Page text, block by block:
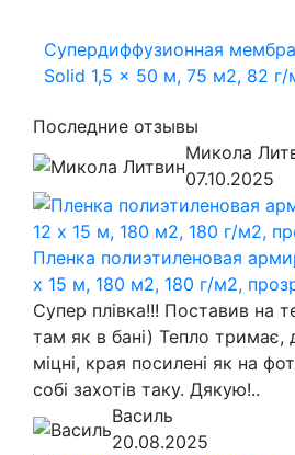
Супердиффузионная
Solid 1,5 x 50 м, 75 м2, 82 г/
Последние отзывы
Микола
07.10.2025
Пленка полиэтиленовая
х 15 м, 180 м2, 180 г/м2,
Супер плівка!!! Поставив на
там як в бані) Тепло
міцні, края посилені як на
собі захотів таку. Дякую!..
Василь
20.08.2025